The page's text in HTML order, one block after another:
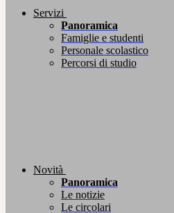
Servizi
Panoramica
Famiglie e studenti
Personale scolastico
Percorsi di studio
Novità
Panoramica
Le notizie
Le circolari